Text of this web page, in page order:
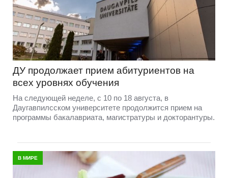
ДУ продолжает прием абитуриентов на
всех уровнях обучения
На следующей неделе, с 10 по 18 августа, в
Даугавпилсском университете продолжится прием на
программы бакалавриата, магистратуры и докторантуры.
В МИРЕ